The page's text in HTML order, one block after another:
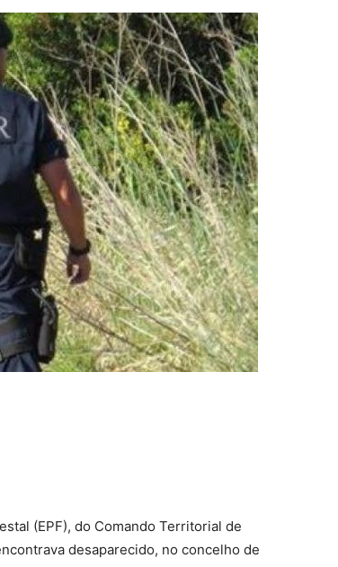
(EPF), do Comando Territorial de
desaparecido, no concelho de